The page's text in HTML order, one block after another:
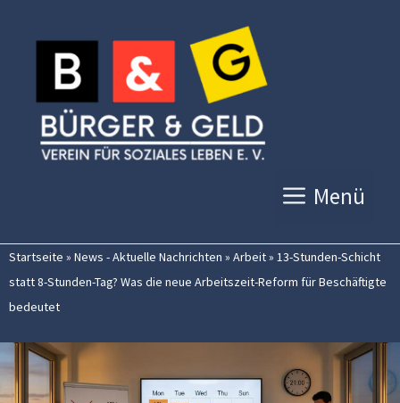
Inhalt
springen
Menü
Startseite » News - Aktuelle Nachrichten » Arbeit» 13-Stunden-Schicht
statt 8-Stunden-Tag? Was die neue Arbeitszeit-Reform für Beschäftigte
bedeutet